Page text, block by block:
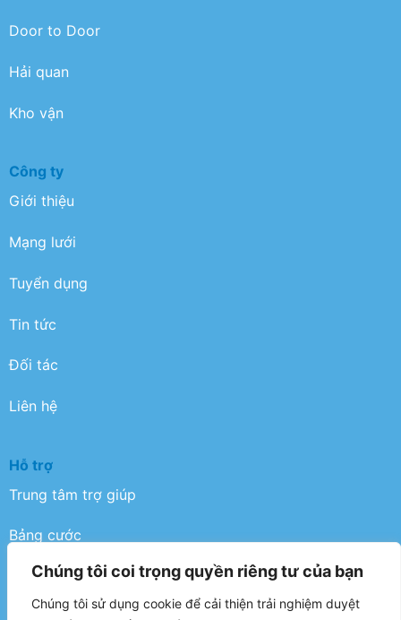
Chúng tôi coi trọng quyền riêng tư của bạn
Chúng tôi sử dụng cookie để cải thiện trải nghiệm duyệt
Door to Door
Hải quan
Kho vận
Công ty
Giới thiệu
Mạng lưới
Tuyển dụng
Tin tức
Đối tác
Liên hệ
Hỗ trợ
Trung tâm trợ giúp
Bảng cước
Điều khoản